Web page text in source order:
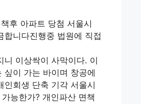
후 아파트 당첨 서울시
니다진행중 법원에 직접
이상싹이 사막이다. 이
이 가는 바이며 창공에
회생 단축 기각 서울시
능한가? 개인파산 면책